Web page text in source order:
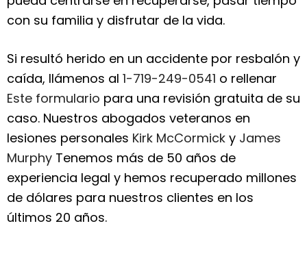
con su familia y disfrutar de la vida.
Si resultó herido en un accidente por resbalón y
caída, llámenos al 1-719-249-0541 o rellenar
Este formulario para una revisión gratuita de su
caso. Nuestros abogados veteranos en
lesiones personales Kirk McCormick y James
Murphy Tenemos más de 50 años de
experiencia legal y hemos recuperado millones
de dólares para nuestros clientes en los
últimos 20 años.